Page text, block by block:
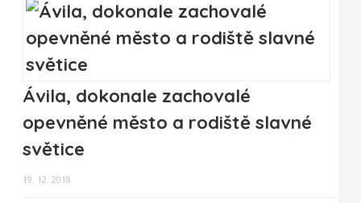
Ávila, dokonale zachovalé
opevněné město a rodiště slavné
světice
19. 12. 2018